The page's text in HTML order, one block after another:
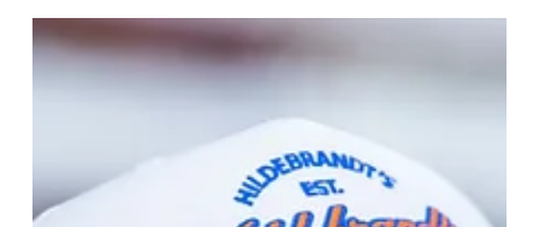
El nuevo Thoroughbred Championship Series comenzará en
2027, repartirá un bonus de 5 millones de dólares y unirá seis de
las principales carreras de la generación. Sin embargo, la
fuerte debate sobre el futuro de la Triple Corona LOUISVILLE,
Kentucky (Especial para Turf Diario).- El turf estadounidense se
prepara para vivir una de las transformaciones más profundas
de las últimas décadas. Churchill Downs Incorporated